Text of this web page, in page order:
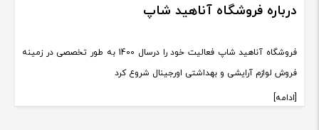
درباره فروشگاه آناهید شاپ
فروشگاه آناهید شاپ فعالیت خود را درسال 1400 به طور تخصصی در زمینه
فروش لوازم آرایشی و بهداشتی اورجینال شروع کرد
[ادامه]